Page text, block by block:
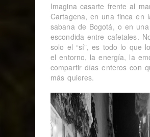
Imagina casarte frente al
Cartagena, en una finca en
sabana de Bogotá, o en
escondida entre cafetales.
solo el “sí”, es todo lo que
el entorno, la energía, la
compartir días enteros con
más quieres.